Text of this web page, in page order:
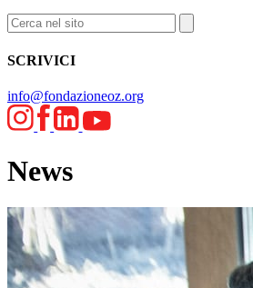
SCRIVICI
info@fondazioneoz.org
News